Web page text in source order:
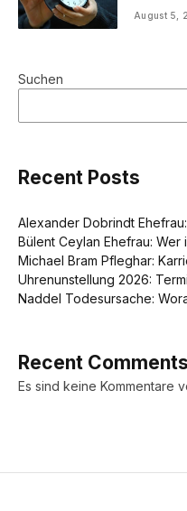
August 5,
Suchen
Recent Posts
Alexander Dobrindt
Bülent Ceylan Ehefrau: Wer
Michael Bram Pfleghar:
Uhrenunstellung 2026:
Naddel Todesursache:
Recent Comments
Es sind keine Kommentare